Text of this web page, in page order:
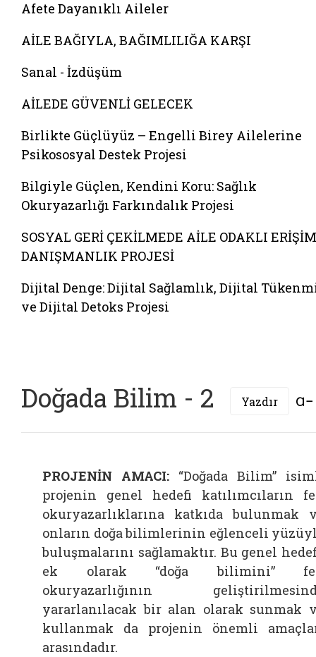
Afete Dayanıklı Aileler
AİLE BAĞIYLA, BAĞIMLILIĞA KARŞI
Sanal - İzdüşüm
AİLEDE GÜVENLİ GELECEK
Birlikte Güçlüyüz – Engelli Birey Ailelerine
Psikososyal Destek Projesi
Bilgiyle Güçlen, Kendini Koru: Sağlık
Okuryazarlığı Farkındalık Projesi
SOSYAL GERİ ÇEKİLMEDE AİLE ODAKLI
DANIŞMANLIK PROJESİ
Dijital Denge: Dijital Sağlamlık, Dijital
ve Dijital Detoks Projesi
Doğada Bilim - 2 Yazdır
PROJENİN AMACI: “Doğada Bilim”
projenin genel hedefi katılımcıların
okuryazarlıklarına katkıda bulunmak
onların doğa bilimlerinin eğlenceli
buluşmalarını sağlamaktır. Bu genel
ek olarak “doğa bilimini”
okuryazarlığının
yararlanılacak bir alan olarak sunmak
kullanmak da projenin önemli
arasındadır.